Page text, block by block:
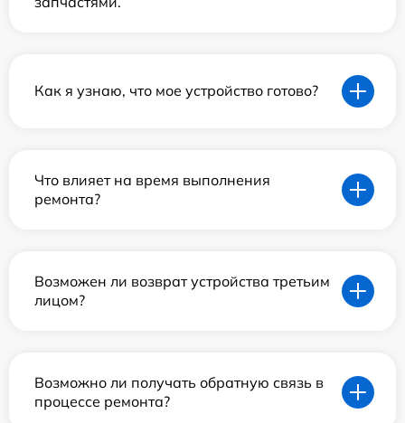
Как я узнаю, что мое устройство готово?
Что влияет на время выполнения
ремонта?
Возможен ли возврат устройства третьим
лицом?
Возможно ли получать обратную связь в
процессе ремонта?